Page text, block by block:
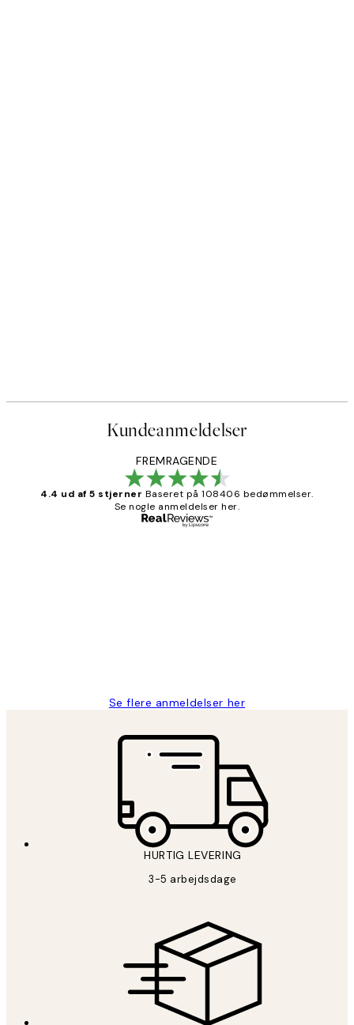
Kundeanmeldelser
FREMRAGENDE
4.4 ud af 5 stjerner Baseret på 108406 bedømmelser.
Se nogle anmeldelser her.
Se flere anmeldelser her
HURTIG LEVERING
3-5 arbejdsdage